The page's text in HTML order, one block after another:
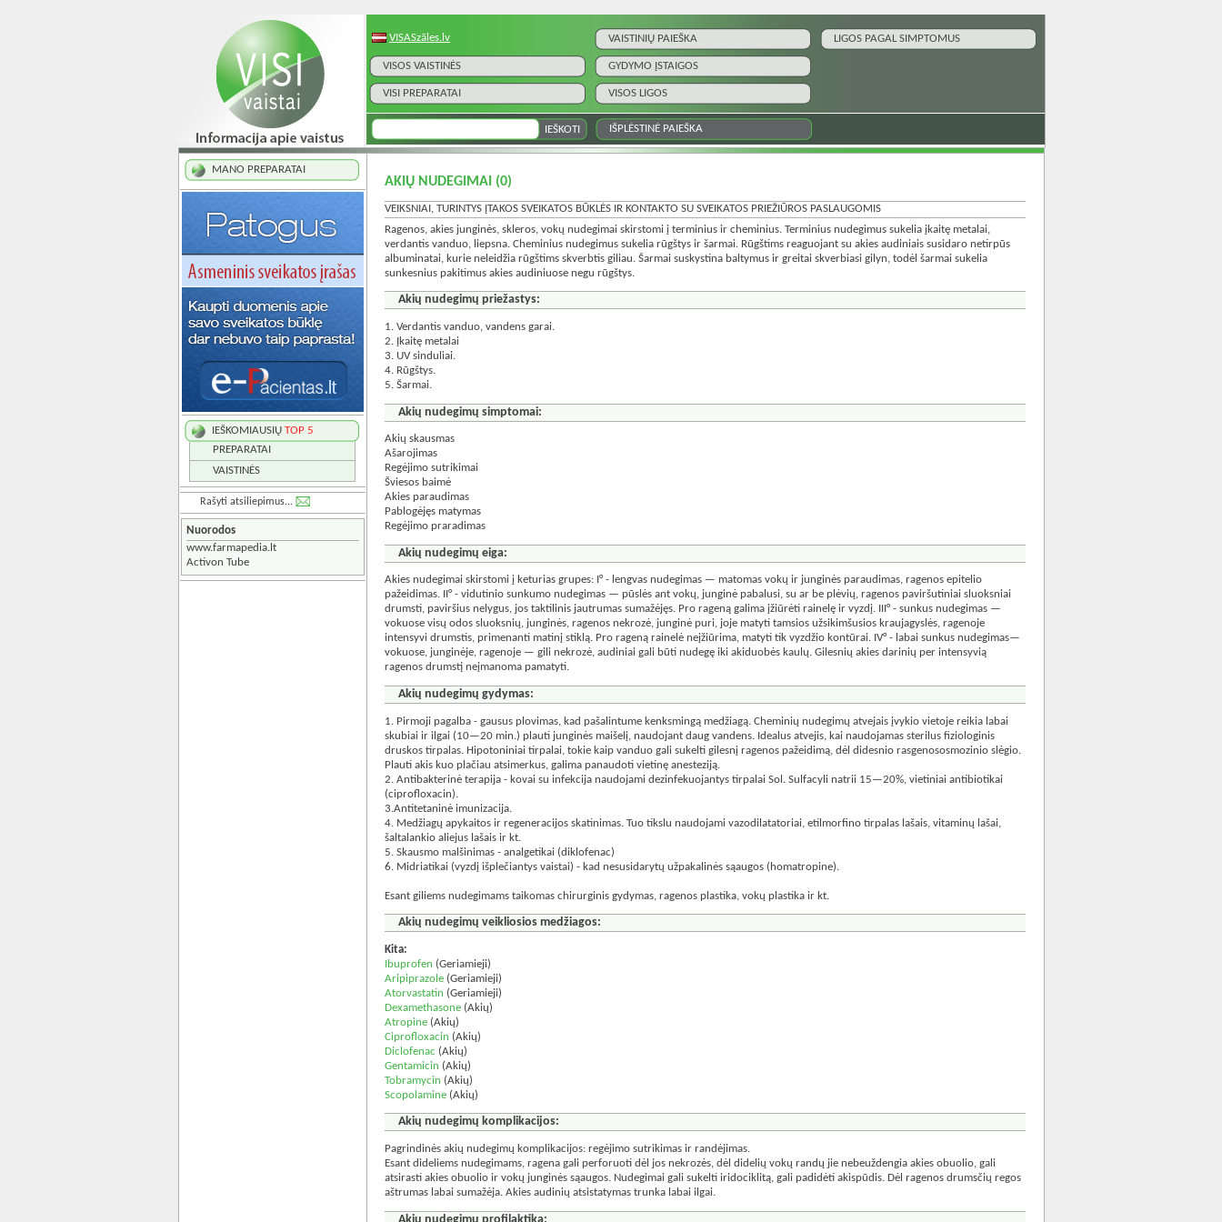
VISASzāles.lv VAISTINIŲ PAIEŠKA LIGOS PAGAL SIMPTOMUS
VISOS VAISTINĖS GYDYMO ĮSTAIGOS
VISI PREPARATAI VISOS LIGOS
IŠPLĖSTINĖ PAIEŠKA
MANO PREPARATAI
IEŠKOMIAUSIŲ TOP 5
PREPARATAI
VAISTINĖS
Rašyti atsiliepimus...
Nuorodos
www.farmapedia.lt
Activon Tube
AKIŲ NUDEGIMAI (0)
VEIKSNIAI, TURINTYS ĮTAKOS SVEIKATOS BŪKLĖS IR KONTAKTO SU SVEIKATOS PRIEŽIŪROS PASLAUGOMIS
Ragenos, akies junginės, skleros, vokų nudegimai skirstomi į terminius ir cheminius. Terminius nudegimus sukelia įkaitę metalai,
verdantis vanduo, liepsna. Cheminius nudegimus sukelia rūgštys ir šarmai. Rūgštims reaguojant su akies audiniais susidaro netirpūs
albuminatai, kurie neleidžia rūgštims skverbtis giliau. Šarmai suskystina baltymus ir greitai skverbiasi gilyn, todėl šarmai sukelia
sunkesnius pakitimus akies audiniuose negu rūgštys.
Akių nudegimų priežastys:
1. Verdantis vanduo, vandens garai.
2. Įkaitę metalai
3. UV sinduliai.
4. Rūgštys.
5. Šarmai.
Akių nudegimų simptomai:
Akių skausmas
Ašarojimas
Regėjimo sutrikimai
Šviesos baimė
Akies paraudimas
Pablogėjęs matymas
Regėjimo praradimas
Akių nudegimų eiga:
Akies nudegimai skirstomi į keturias grupes: I° - lengvas nudegimas — matomas vokų ir junginės paraudimas, ragenos epitelio
pažeidimas. II° - vidutinio sunkumo nudegimas — pūslės ant vokų, junginė pabalusi, su ar be plėvių, ragenos paviršutiniai sluoksniai
drumsti, paviršius nelygus, jos taktilinis jautrumas sumažėjęs. Pro rageną galima įžiūrėti rainelę ir vyzdį. III° - sunkus nudegimas —
vokuose visų odos sluoksnių, junginės, ragenos nekrozė, junginė puri, joje matyti tamsios užsikimšusios kraujagyslės, ragenoje
intensyvi drumstis, primenanti matinį stiklą. Pro rageną rainelė neįžiūrima, matyti tik vyzdžio kontūrai. IV° - labai sunkus nudegimas—
vokuose, junginėje, ragenoje — gili nekrozė, audiniai gali būti nudegę iki akiduobės kaulų. Gilesnių akies darinių per intensyvią
ragenos drumstį neįmanoma pamatyti.
Akių nudegimų gydymas:
1. Pirmoji pagalba - gausus plovimas, kad pašalintume kenksmingą medžiagą. Cheminių nudegimų atvejais įvykio vietoje reikia labai
skubiai ir ilgai (10—20 min.) plauti junginės maišelį, naudojant daug vandens. Idealus atvejis, kai naudojamas sterilus fiziologinis
druskos tirpalas. Hipotoniniai tirpalai, tokie kaip vanduo gali sukelti gilesnį ragenos pažeidimą, dėl didesnio rasgenososmozinio slėgio.
Plauti akis kuo plačiau atsimerkus, galima panaudoti vietinę anesteziją.
2. Antibakterinė terapija - kovai su infekcija naudojami dezinfekuojantys tirpalai Sol. Sulfacyli natrii 15—20%, vietiniai antibiotikai
(ciprofloxacin).
3.Antitetaninė imunizacija.
4. Medžiagų apykaitos ir regeneracijos skatinimas. Tuo tikslu naudojami vazodilatatoriai, etilmorfino tirpalas lašais, vitaminų lašai,
šaltalankio aliejus lašais ir kt.
5. Skausmo malšinimas - analgetikai (diklofenac)
6. Midriatikai (vyzdį išplečiantys vaistai) - kad nesusidarytų užpakalinės sąaugos (homatropine).
Esant giliems nudegimams taikomas chirurginis gydymas, ragenos plastika, vokų plastika ir kt.
Akių nudegimų veikliosios medžiagos:
Kita:
Ibuprofen (Geriamieji)
Aripiprazole (Geriamieji)
Atorvastatin (Geriamieji)
Dexamethasone (Akių)
Atropine (Akių)
Ciprofloxacin (Akių)
Diclofenac (Akių)
Gentamicin (Akių)
Tobramycin (Akių)
Scopolamine (Akių)
Akių nudegimų komplikacijos:
Pagrindinės akių nudegimų komplikacijos: regėjimo sutrikimas ir randėjimas.
Esant dideliems nudegimams, ragena gali perforuoti dėl jos nekrozės, dėl didelių vokų randų jie nebeuždengia akies obuolio, gali
atsirasti akies obuolio ir vokų junginės sąaugos. Nudegimai gali sukelti iridociklitą, gali padidėti akispūdis. Dėl ragenos drumsčių regos
aštrumas labai sumažėja. Akies audinių atsistatymas trunka labai ilgai.